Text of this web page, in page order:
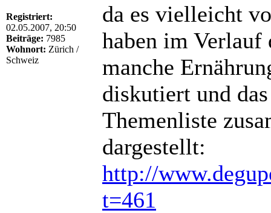
Registriert:
02.05.2007, 20:50
Beiträge: 7985
Wohnort: Zürich /
Schweiz
da es vielleicht
haben im
manche
diskutiert und
Themenliste
dargestellt:
http://
t=461